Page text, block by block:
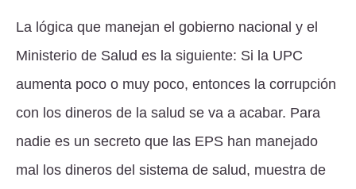
La lógica que manejan el gobierno nacional y el
Ministerio de Salud es la siguiente: Si la UPC
aumenta poco o muy poco, entonces la corrupción
con los dineros de la salud se va a acabar. Para
nadie es un secreto que las EPS han manejado
mal los dineros del sistema de salud, muestra de